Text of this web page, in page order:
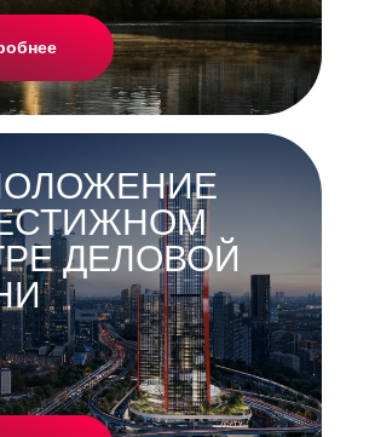
ДЕЛОВОЙ